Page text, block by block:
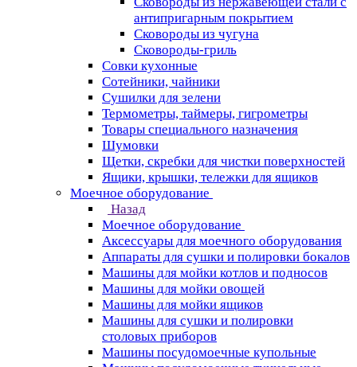
антипригарным покрытием
Сковороды из чугуна
Сковороды-гриль
Совки кухонные
Сотейники, чайники
Сушилки для зелени
Термометры, таймеры, гигрометры
Товары специального назначения
Шумовки
Щетки, скребки для чистки поверхностей
Ящики, крышки, тележки для ящиков
Моечное оборудование
Назад
Моечное оборудование
Аксессуары для моечного оборудования
Аппараты для сушки и полировки бокалов
Машины для мойки котлов и подносов
Машины для мойки овощей
Машины для мойки ящиков
Машины для сушки и полировки
столовых приборов
Машины посудомоечные купольные